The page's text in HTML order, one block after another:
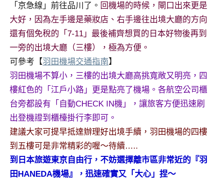
「京急線」前往品川了。 回機場的時候，閘口出來更是
大好，因為左手邊是藥妝店、右手邊往出境大廳的方向
還有個免稅的「7-11」最後補齊想買的日本好物後再到
一旁的出境大廳（三樓），極為方便。
可參考【羽田機場交通指南】
羽田機場不算小，三樓的出境大廳高挑寬敞又明亮，四
樓紅色的「江戶小路」更是點亮了機場。各航空公司櫃
台旁都設有「自動CHECK IN機」，讓旅客方便迅速刷
出登機證到櫃檯掛行李即可。
建議大家可提早抵達辦理好出境手續，羽田機場的四樓
到五樓可是非常精彩的喔～待續…..
到日本旅遊東京自由行，不妨選擇離市區非常近的『羽
田HANEDA機場』，迅速確實又「大心」捏～